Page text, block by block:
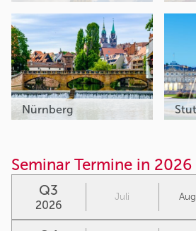
Nürnberg
Seminar Termine in 2026
Q3
2026
Juli